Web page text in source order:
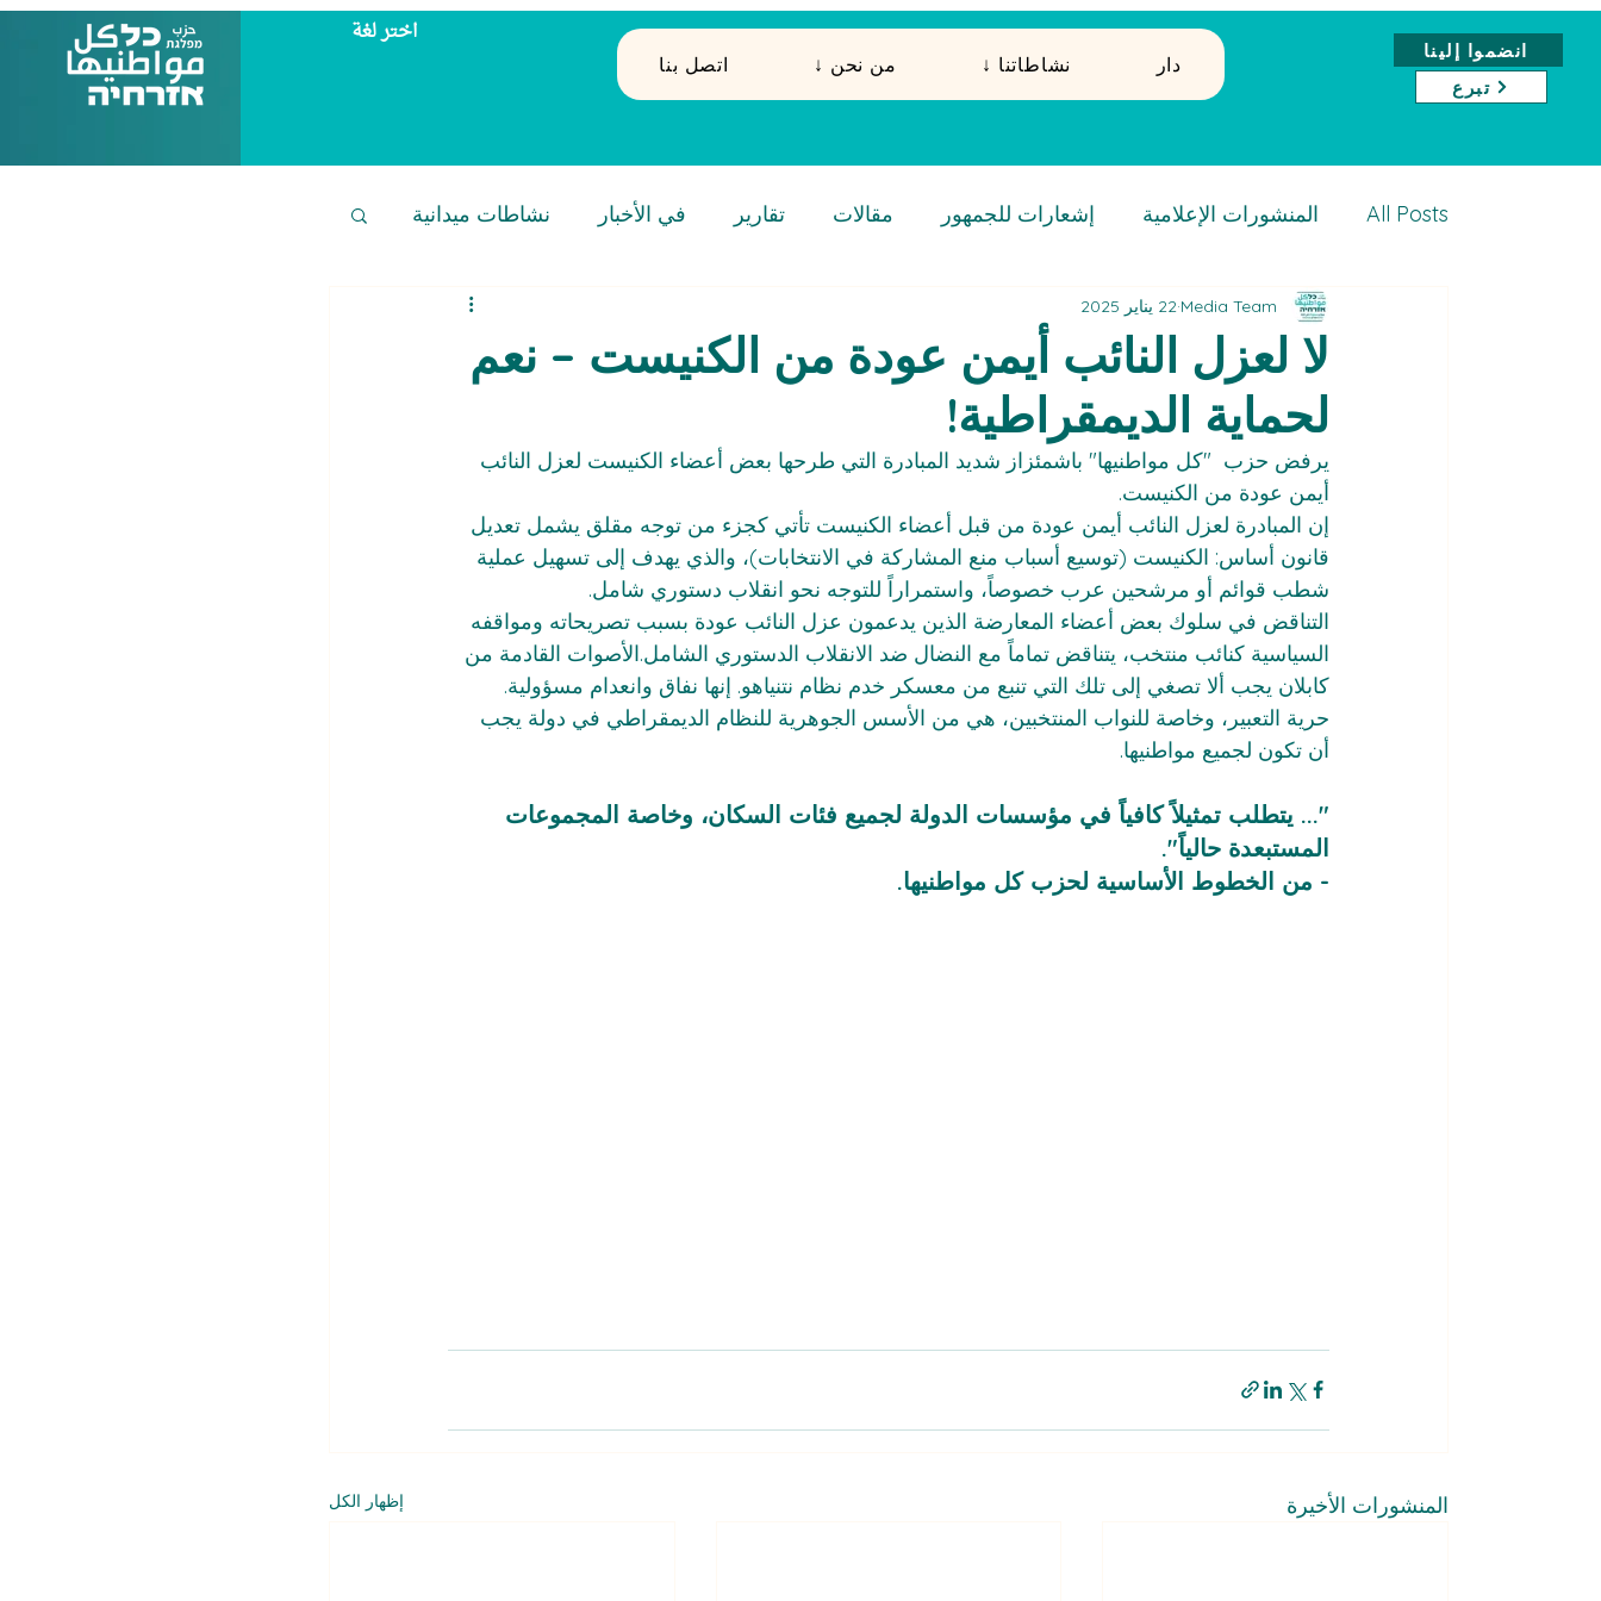
اختر لغة
اتصل بنا ↓ من نحن ↓ نشاطاتنا دار
انضموا إلينا
تبرع
All Posts المنشورات الإعلامية إشعارات للجمهور مقالات تقارير في الأخبار نشاطات ميدانية
لا لعزل النائب أيمن عودة من الكنيست – نعم
لحماية الديمقراطية!
Media Team 22 يناير 2025
يرفض حزب  "كل مواطنيها" باشمئزاز شديد المبادرة التي طرحها بعض أعضاء الكنيست لعزل النائب
أيمن عودة من الكنيست.
إن المبادرة لعزل النائب أيمن عودة من قبل أعضاء الكنيست تأتي كجزء من توجه مقلق يشمل تعديل
قانون أساس: الكنيست (توسيع أسباب منع المشاركة في الانتخابات)، والذي يهدف إلى تسهيل عملية
شطب قوائم أو مرشحين عرب خصوصاً، واستمراراً للتوجه نحو انقلاب دستوري شامل.
التناقض في سلوك بعض أعضاء المعارضة الذين يدعمون عزل النائب عودة بسبب تصريحاته ومواقفه
السياسية كنائب منتخب، يتناقض تماماً مع النضال ضد الانقلاب الدستوري الشامل.الأصوات القادمة من
كابلان يجب ألا تصغي إلى تلك التي تنبع من معسكر خدم نظام نتنياهو. إنها نفاق وانعدام مسؤولية.
حرية التعبير، وخاصة للنواب المنتخبين، هي من الأسس الجوهرية للنظام الديمقراطي في دولة يجب
أن تكون لجميع مواطنيها.
"... يتطلب تمثيلاً كافياً في مؤسسات الدولة لجميع فئات السكان، وخاصة المجموعات
المستبعدة حالياً".
- من الخطوط الأساسية لحزب كل مواطنيها.
المنشورات الأخيرة إظهار الكل